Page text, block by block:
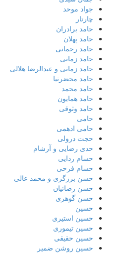
جواد موحد
چارتار
حامد برادران
حامد پهلان
حامد رحمانی
حامد زمانی
حامد زمانی و عبدالرضا هلالی
حامد محضرنیا
حامد محمد
حامد همایون
حامد وثوقی
حامی
حامی ادهمی
حجت درولی
حدی رضایی و آرشام
حسام ردایی
حسام فرحی
حسن برزگری و محمد عالی
حسن رضائیان
حسن گوهری
حسین
حسین استیری
حسین تیموری
حسین حقیقی
حسین روشن ضمیر